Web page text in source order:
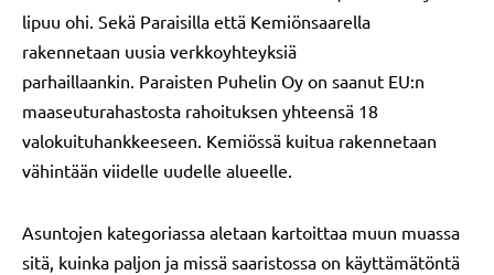
lipuu ohi. Sekä Paraisilla että Kemiönsaarella
rakennetaan uusia verkkoyhteyksiä
parhaillaankin. Paraisten Puhelin Oy on saanut EU:n
maaseuturahastosta rahoituksen yhteensä 18
valokuituhankkeeseen. Kemiössä kuitua rakennetaan
vähintään viidelle uudelle alueelle.
Asuntojen kategoriassa aletaan kartoittaa muun muassa
sitä, kuinka paljon ja missä saaristossa on käyttämätöntä